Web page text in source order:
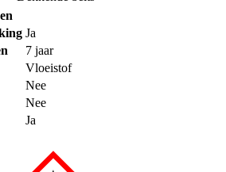
Ja
7 jaar
Vloeistof
Nee
Nee
Ja